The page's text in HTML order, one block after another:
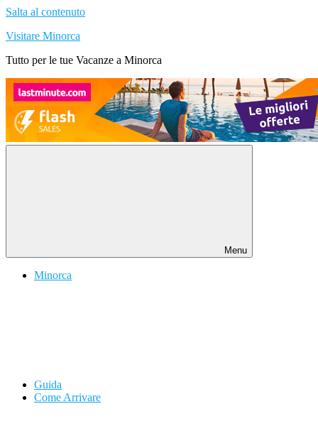
Salta al contenuto
Visitare Minorca
Tutto per le tue Vacanze a Minorca
Menu
Minorca
Guida
Come Arrivare